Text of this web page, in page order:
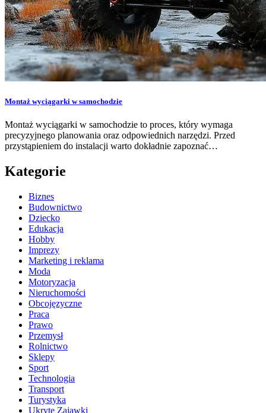
Montaż wyciągarki w samochodzie
Montaż wyciągarki w samochodzie to proces, który wymaga
precyzyjnego planowania oraz odpowiednich narzędzi. Przed
przystąpieniem do instalacji warto dokładnie zapoznać…
Kategorie
Biznes
Budownictwo
Dziecko
Edukacja
Hobby
Imprezy
Marketing i reklama
Moda
Motoryzacja
Nieruchomości
Obcojęzyczne
Praca
Prawo
Przemysł
Rolnictwo
Sklepy
Sport
Technologia
Transport
Turystyka
Ukryte Zajawki